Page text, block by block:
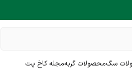
سگمحصولات گربهمجله کاخ پت